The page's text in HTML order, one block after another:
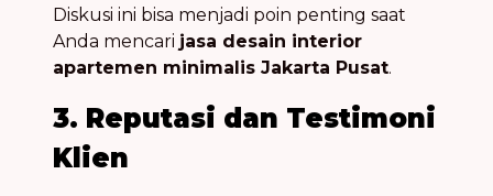
Diskusi ini bisa menjadi poin penting saat
Anda mencari jasa desain interior
apartemen minimalis Jakarta Pusat.
3. Reputasi dan Testimoni
Klien